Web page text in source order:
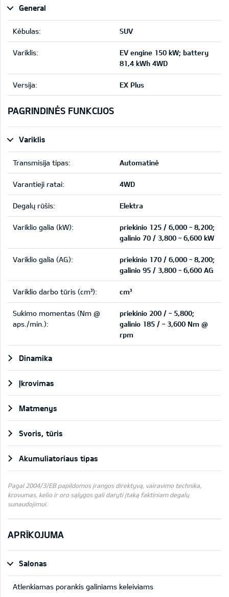
General
Kėbulas: SUV
Variklis:
EV engine 150 kW; battery
81,4 kWh 4WD
Versija: EX Plus
PAGRINDINĖS FUNKCIJOS
Variklis
Transmisija tipas: Automatinė
Varantieji ratai: 4WD
Degalų rūšis: Elektra
Variklio galia (kW):
priekinio 125 / 6,000 ~ 8,200;
galinio 70 / 3,800 ~ 6,600 kW
Variklio galia (AG):
priekinio 170 / 6,000 ~ 8,200;
galinio 95 / 3,800 ~ 6,600 AG
Variklio darbo tūris (cm³): cm³
Sukimo momentas (Nm @
aps./min.):
priekinio 200 / ~ 5,800;
galinio 185 / ~ 3,600 Nm @
rpm
Dinamika
Įkrovimas
Matmenys
Svoris, tūris
Akumuliatoriaus tipas
Pagal 2004/3/EB papildomos įrangos direktyvą, vairavimo technika,
krovumas, kelio ir oro sąlygos gali daryti įtaką faktiniam degalų
sunaudojimui.
APRĪKOJUMA
Salonas
Atlenkiamas porankis galiniams keleiviams